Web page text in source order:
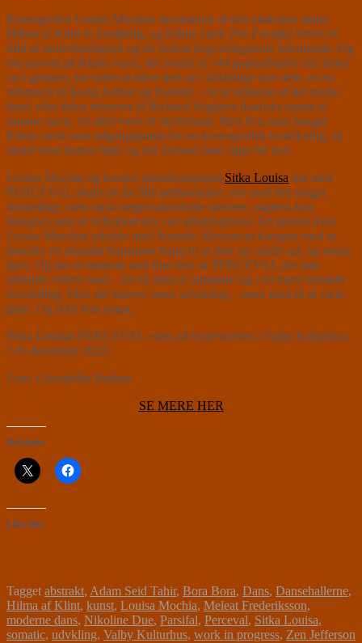
Koreografen Louise Mochias fascination af den abstrakte maler
Hilma af Klint er forståelig, og Klints værk The Parsifal Series er
fuld af underfundighed og de bedste bagvedliggende intentioner. Og
om navnet på Klints værk, der består af 144 papirarbejder der deles
op i grupper, for siden at blive delt op i adskillige nye dele, er en
reference til Kong Arthur og Parsifal – en af ridderne af det runde
bord, eller titlen refererer til Richard Wagners ikoniske opera af
samme navn, vil altid være et mysterium. Men hvis man bruger
Klints værk som udgangspunkt for en koreografisk fortolkning, så
sætter man barren højt, og må dermed ikke sigte for lavt.
Louisa Mochia og hendes dansekompagni Sitka Louisa har med
PERCEVAL skabt en fin lille performance, der med fire meget
forskellige, men også meget talentfulde dansere, sagtens kan
betegnes som et vellykket trin i en arbejdsproces. En proces hvor
Louise Mochias arbejde med Somatic Movementkæmper med at
fortolke en abstrakt kunstners trang til at dele op, skille ud, og samle
igen. Og der er bestemt små fine dele af PERCEVAL der kan
arbejdes videre med – for til sidst at udmønte sig i en mere helstøbt
forestilling. Men det kræver mere udvikling – mere mod til at være
grim. Og ikke kun smuk.
Sitka Louisas PERCEVAL vises på teaterscenen i Valby Kulturhus,
7-9. december 2022.
Foto: Christoffer Brekne
SE MERE HER
Del dette:
Like this:
Taggetabstrakt, Adam Seid Tahir, Bora Bora, Dans, Dansehallerne,
Hilma af Klint, kunst, Louisa Mochia, Meleat Frederiksson,
moderne dans, Nikoline Due, Parsifal, Perceval, Sitka Louisa,
somatic, udvkling, Valby Kulturhus, work in progress, Zen Jefferson